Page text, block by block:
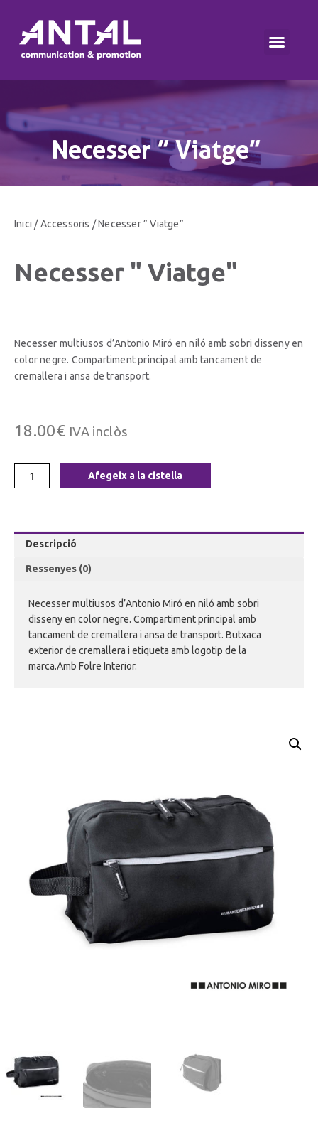
Necesser ” Viatge”
Inici /Accessoris / Necesser ” Viatge”
Necesser " Viatge"
Necesser multiusos d’Antonio Miró en niló amb sobri disseny en
color negre. Compartiment principal amb tancament de
cremallera i ansa de transport.
18.00€ IVA inclòs
Afegeix a la cistella
Descripció
Ressenyes (0)
Necesser multiusos d’Antonio Miró en niló amb sobri
disseny en color negre. Compartiment principal amb
tancament de cremallera i ansa de transport. Butxaca
exterior de cremallera i etiqueta amb logotip de la
marca.Amb Folre Interior.